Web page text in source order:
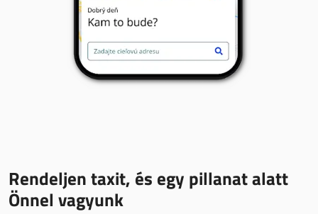
Rendeljen taxit, és egy pillanat alatt
Önnel vagyunk